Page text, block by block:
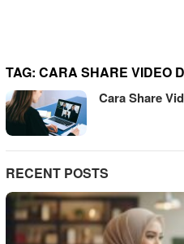
TAG: CARA SHARE VIDEO
Cara Share
RECENT POSTS